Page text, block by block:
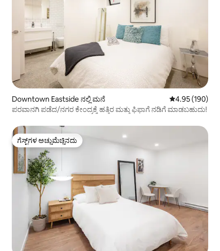
Downtown Eastside ನಲ್ಲಿ ಮನೆ 5 ರಲ್ಲಿ 4.95
4.95 (190)
ಪರವಾನಗಿ ಪಡೆದ/ನಗರ ಕೇಂದ್ರಕ್ಕೆ ಹತ್ತಿರ ಮತ್ತು ಫಿಫಾಗೆ ನಡಿಗೆ ಮಾಡಬಹುದು!
ಗೆಸ್ಟ್‌ಗಳ ಅಚ್ಚುಮೆಚ್ಚಿನದು
ಗೆಸ್ಟ್‌ಗಳ ಅಚ್ಚುಮೆಚ್ಚಿನದು